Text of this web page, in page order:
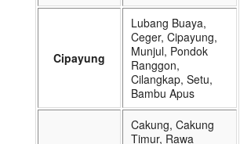
Cipayung
Lubang Buaya,
Ceger, Cipayung,
Munjul, Pondok
Ranggon,
Cilangkap, Setu,
Bambu Apus
Cakung, Cakung
Timur, Rawa